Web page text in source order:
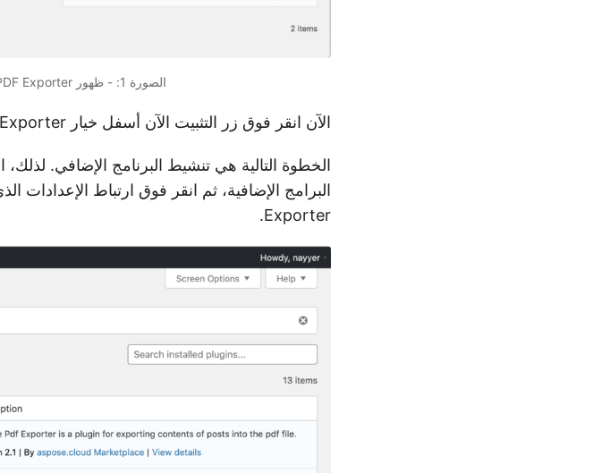
الصورة 1: - ظهور Aspose.PDF Exporter ضمن نتائج البحث.
الآن انقر فوق زر التثبيت الآن أسفل خيار Aspose.PDF Exporter.
الخطوة التالية هي تنشيط البرنامج الإضافي.
Exporter.